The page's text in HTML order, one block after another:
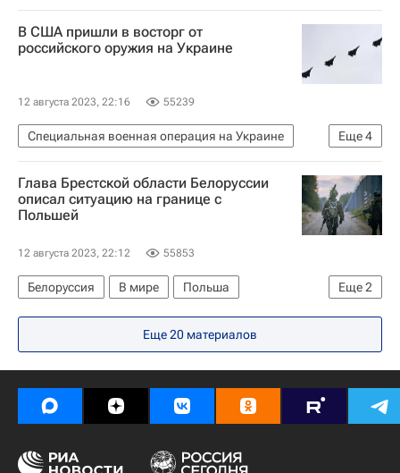
Переворот в Нигере — 2023
В США пришли в восторг от
российского оружия на Украине
12 августа 2023, 22:16 55239
Еще4
Специальная военная операция на Украине
Технологии
Украина Су-57 Россия
Глава Брестской области Белоруссии
описал ситуацию на границе с
Польшей
12 августа 2023, 22:12 55853
Еще2
Белоруссия В мире
Польша
Гродненская область
Брестская область
Еще 20 материалов